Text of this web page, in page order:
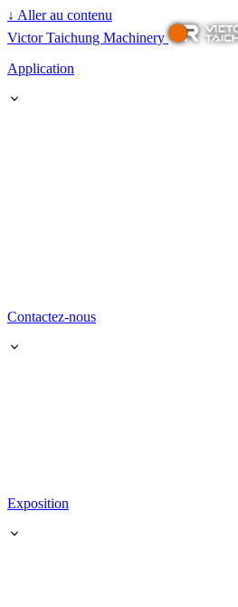
↓ Aller au contenu
Victor Taichung Machinery
Application
Contactez-nous
Exposition